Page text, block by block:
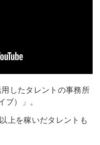
したタレントの事務所
）」。
上を稼いだタレントも